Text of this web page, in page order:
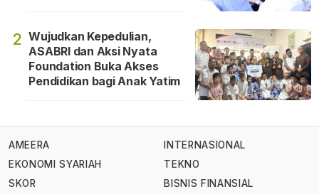
2 Wujudkan Kepedulian,
ASABRI dan Aksi Nyata
Foundation Buka Akses
Pendidikan bagi Anak Yatim
AMEERA
EKONOMI SYARIAH
SKOR
INTERNASIONAL
TEKNO
BISNIS FINANSIAL